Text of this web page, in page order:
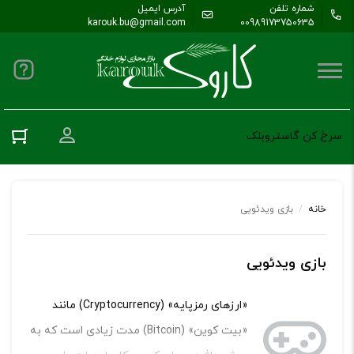
شماره تلفن
00989173750635
آدرس ایمیل
karouk.bu@gmail.com
سرخ کن گاستروبلک ورود به
خانه / بازی ویدئویی
بازی ویدئویی
«ارزهای رمزپایه» (Cryptocurrency) مانند
«بیت کوین» (Bitcoin) مدت زیادی است که به